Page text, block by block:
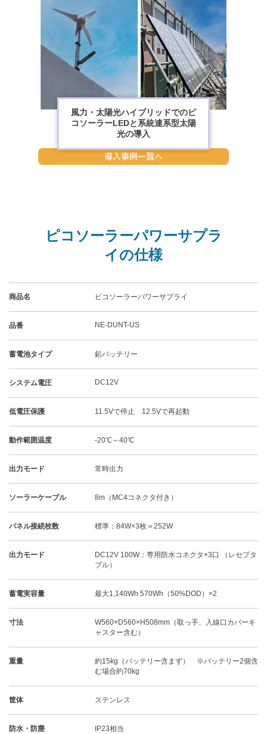
風力・太陽光ハイブリッドでのピ
コソーラーLEDと系統連系型太陽
光の導入
導入事例一覧へ
ピコソーラーパワーサプラ
イの仕様
商品名 ピコソーラーパワーサプライ
品番 NE-DUNT-US
蓄電池タイプ 鉛バッテリー
システム電圧 DC12V
低電圧保護 11.5Vで停止 12.5Vで再起動
動作範囲温度 -20℃～40℃
出力モード 常時出力
ソーラーケーブル 8m（MC4コネクタ付き）
パネル接続枚数 標準：84W×3枚＝252W
出力モード
DC12V 100W：専用防水コネクタ×3口 （レセプタ
ブル）
蓄電実容量 最大1,140Wh 570Wh（50%DOD）×2
寸法
W560×D560×H508mm（取っ手、入線口カバーキ
ャスター含む）
重量
約15kg（バッテリー含まず） ※バッテリー2個含
む場合約70kg
筐体 ステンレス
防水・防塵 IP23相当